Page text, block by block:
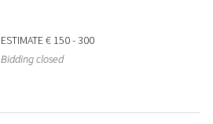
ESTIMATE€ 150 - 300
Bidding closed